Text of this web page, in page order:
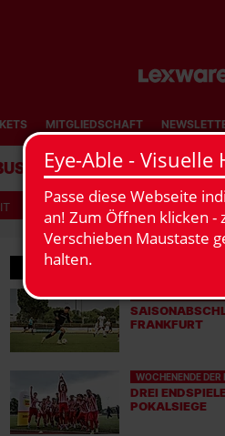
MITGLIEDSCHAFT
STADION
WOCHENENDE DER
FRANKFURT
WOCHENENDE DER
DREI
POKALSIEGE